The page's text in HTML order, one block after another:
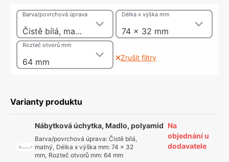
Čistě bílá, matný
Barva/povrchová úprava
74 x 32 mm
Délka x výška mm
64 mm
Rozteč otvorů mm
Zrušit filtry
Varianty produktu
Nábytková úchytka, Madlo, polyamid
Barva/povrchová úprava: Čistě bílá,
matný, Délka x výška mm: 74 x 32
mm, Rozteč otvorů mm: 64 mm
Na
objednání u
dodavatele